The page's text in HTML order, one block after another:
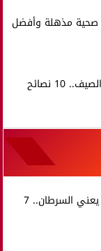
7 فوائد صحية مذهلة وأفضل
احذر التهابات الجلد في الصيف.. 10 نصائح
تورم العقد الليمفاوية لا يعني السرطان.. 7